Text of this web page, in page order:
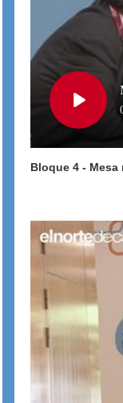
Bloque 4 -